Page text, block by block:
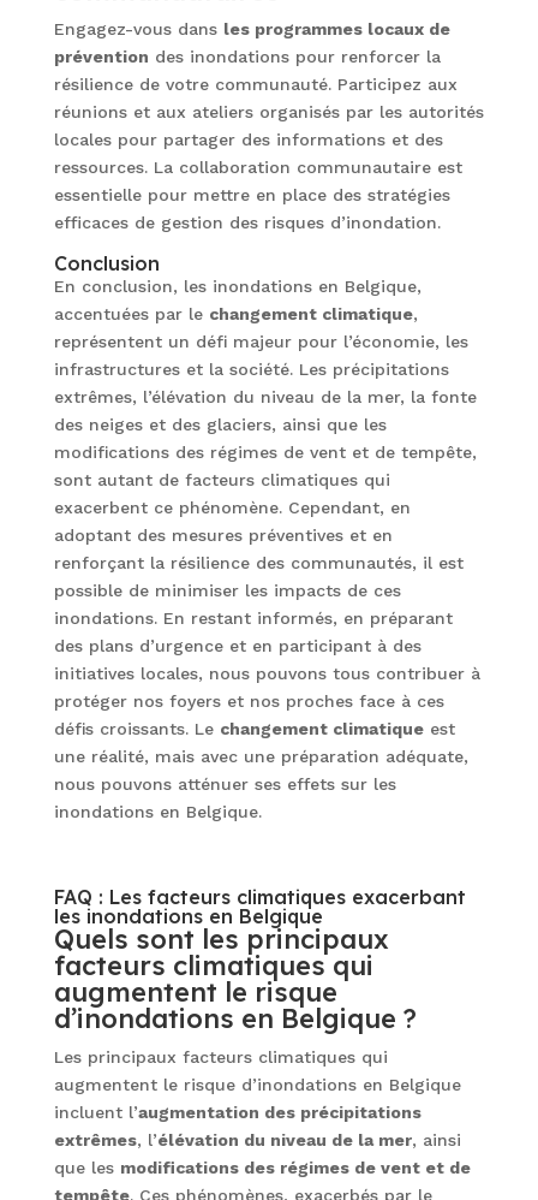
Engagez-vous dans les programmes locaux de
prévention des inondations pour renforcer la
résilience de votre communauté. Participez aux
réunions et aux ateliers organisés par les autorités
locales pour partager des informations et des
ressources. La collaboration communautaire est
essentielle pour mettre en place des stratégies
efficaces de gestion des risques d’inondation.
Conclusion
En conclusion, les inondations en Belgique,
accentuées par le changement climatique,
représentent un défi majeur pour l’économie, les
infrastructures et la société. Les précipitations
extrêmes, l’élévation du niveau de la mer, la fonte
des neiges et des glaciers, ainsi que les
modifications des régimes de vent et de tempête,
sont autant de facteurs climatiques qui
exacerbent ce phénomène. Cependant, en
adoptant des mesures préventives et en
renforçant la résilience des communautés, il est
possible de minimiser les impacts de ces
inondations. En restant informés, en préparant
des plans d’urgence et en participant à des
initiatives locales, nous pouvons tous contribuer à
protéger nos foyers et nos proches face à ces
défis croissants. Le changement climatiqueest
une réalité, mais avec une préparation adéquate,
nous pouvons atténuer ses effets sur les
inondations en Belgique.
FAQ : Les facteurs climatiques exacerbant
les inondations en Belgique
Quels sont les principaux
facteurs climatiques qui
augmentent le risque
d’inondations en Belgique ?
Les principaux facteurs climatiques qui
augmentent le risque d’inondations en Belgique
incluent l’augmentation des précipitations
extrêmes, l’élévation du niveau de la mer, ainsi
que les modifications des régimes de vent et de
tempête. Ces phénomènes, exacerbés par le